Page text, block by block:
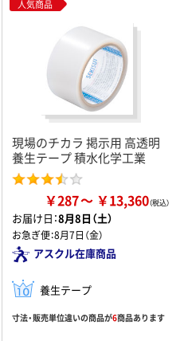
人気商品
現場のチカラ 掲示用 高透明
養生テープ 積水化学工業
￥287 ￥13,360
お届け日：8月8日（土）
お急ぎ便：8月7日（金）
アスクル在庫商品
養生テープ
寸法・販売単位違いの商品が6商品あります